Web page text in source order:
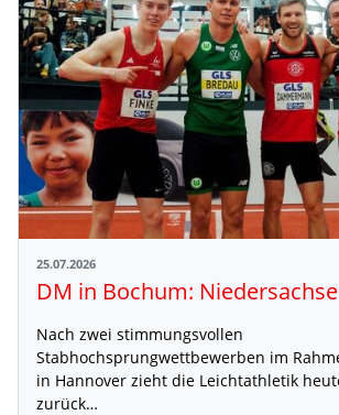
25.07.2026
Nach zwei stimmungsvollen
Stabhochsprungwettbewerben im
in Hannover zieht die Leichtathletik
zurück…